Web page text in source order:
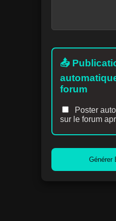
📤
forum
Poster
sur le forum
Générer